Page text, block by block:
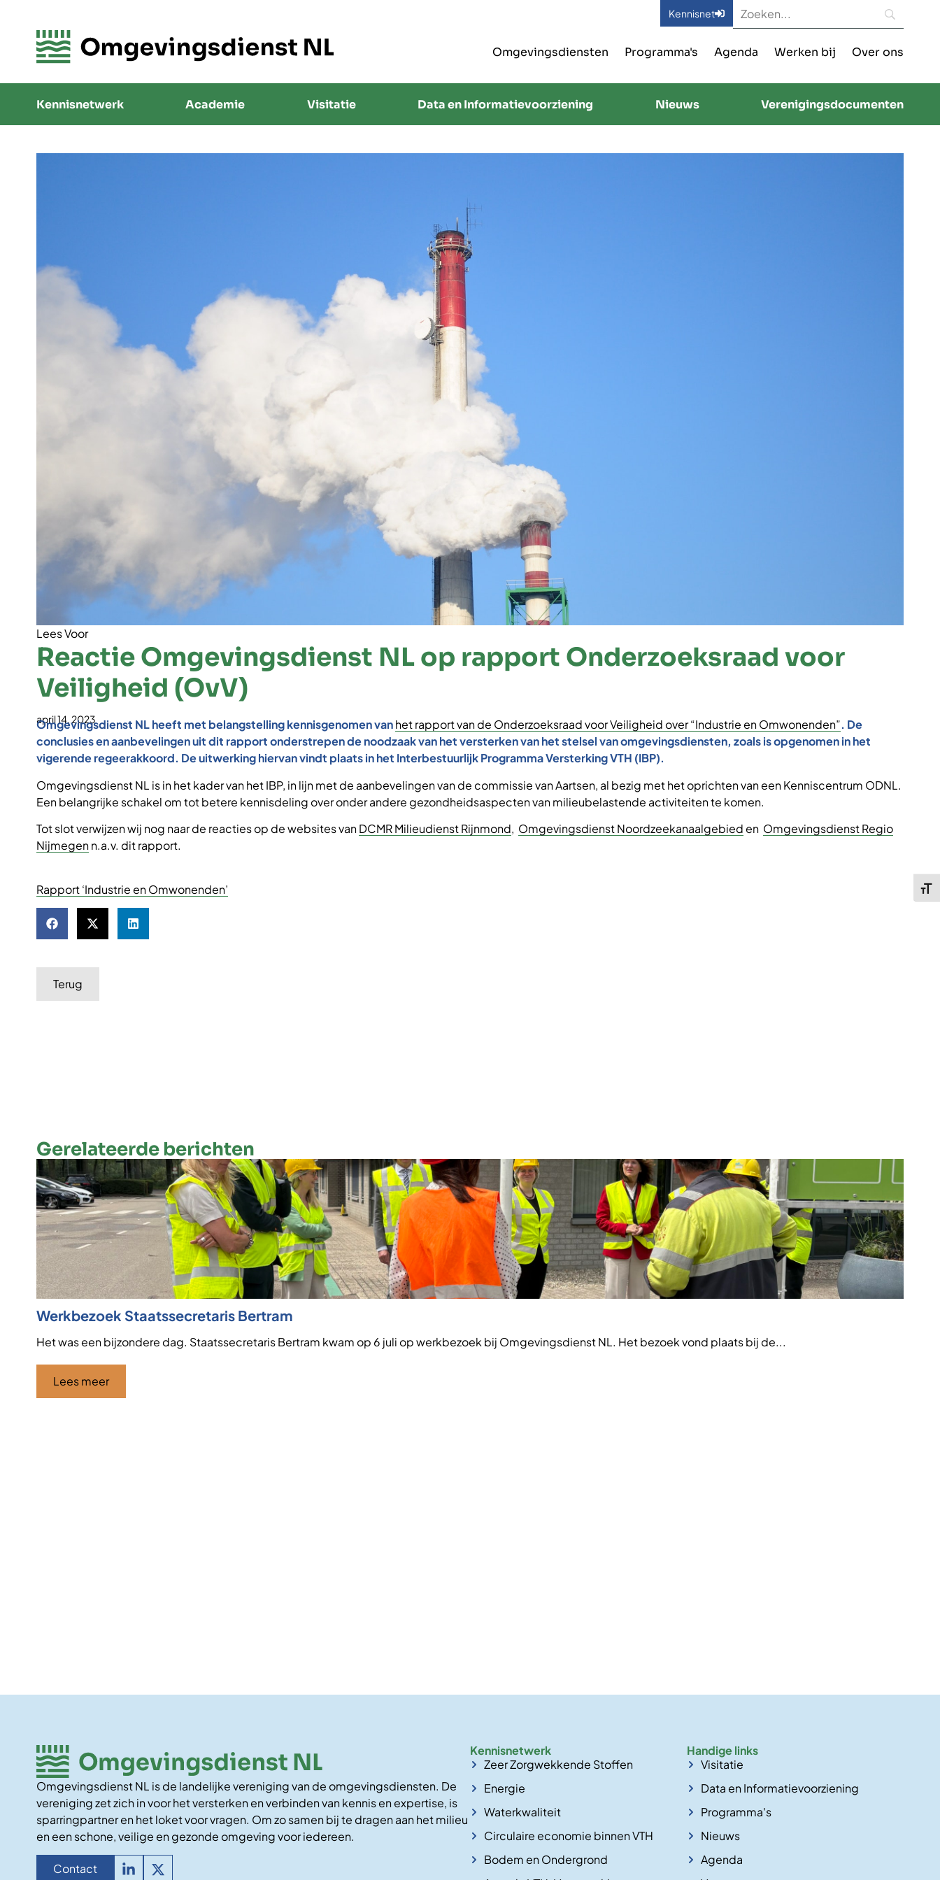
Kennisnet
Omgevingsdiensten Programma's Agenda Werken bij Over ons
Kennisnetwerk Academie Visitatie Data en Informatievoorziening Nieuws Verenigingsdocumenten
Lees Voor
Reactie Omgevingsdienst NL op rapport Onderzoeksraad voor
Veiligheid (OvV)
april 14, 2023
Omgevingsdienst NL heeft met belangstelling kennisgenomen vanhet rapport van de Onderzoeksraad voor Veiligheid over “Industrie en Omwonenden”. De
conclusies en aanbevelingen uit dit rapport onderstrepen de noodzaak van het versterken van het stelsel van omgevingsdiensten, zoals is opgenomen in het
vigerende regeerakkoord. De uitwerking hiervan vindt plaats in het Interbestuurlijk Programma Versterking VTH (IBP).
Omgevingsdienst NL is in het kader van het IBP, in lijn met de aanbevelingen van de commissie van Aartsen, al bezig met het oprichten van een Kenniscentrum ODNL.
Een belangrijke schakel om tot betere kennisdeling over onder andere gezondheidsaspecten van milieubelastende activiteiten te komen.
Tot slot verwijzen wij nog naar de reacties op de websites vanDCMR Milieudienst Rijnmond, Omgevingsdienst Noordzeekanaalgebieden Omgevingsdienst Regio
Nijmegenn.a.v. dit rapport.
Rapport ‘Industrie en Omwonenden’
Terug
Gerelateerde berichten
Werkbezoek Staatssecretaris Bertram
Het was een bijzondere dag. Staatssecretaris Bertram kwam op 6 juli op werkbezoek bij Omgevingsdienst NL. Het bezoek vond plaats bij de...
Lees meer
Omgevingsdienst NL is de landelijke vereniging van de omgevingsdiensten. De
vereniging zet zich in voor het versterken en verbinden van kennis en expertise, is
sparringpartner en het loket voor vragen. Om zo samen bij te dragen aan het milieu
en een schone, veilige en gezonde omgeving voor iedereen.
Contact
Kennisnetwerk
Zeer Zorgwekkende Stoffen
Energie
Waterkwaliteit
Circulaire economie binnen VTH
Bodem en Ondergrond
Handige links
Visitatie
Data en Informatievoorziening
Programma's
Nieuws
Agenda